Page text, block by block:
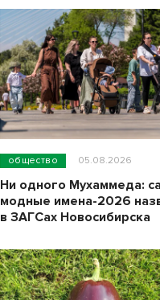
общество 05.08.2026
Ни одного Мухаммеда:
модные имена-2026
в ЗАГСах Новосибирска